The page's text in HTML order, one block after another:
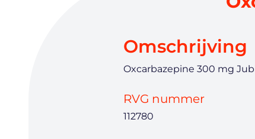
Omschrijving
Oxcarbazepine 300 mg
RVG nummer
112780